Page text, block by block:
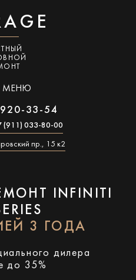
МЕНЮ
33-54
(911) 033-80-00
пр., 15 к2
INFINITI
3 ГОДА
дилера
до 35%